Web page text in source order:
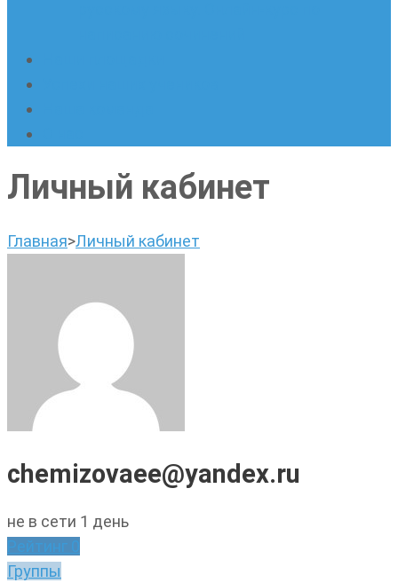
Личный кабинет
Главная>Личный кабинет
chemizovaee@yandex.ru
не в сети 1 день
Рейтинг 0
Группы